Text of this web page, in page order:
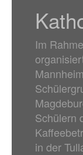
Im
Schülern
in der